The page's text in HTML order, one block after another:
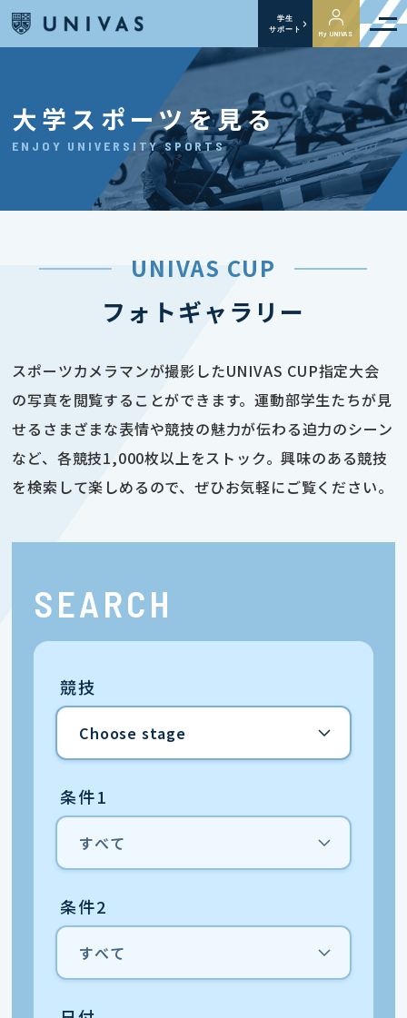
学生
サポート
My UNIVAS
大学スポーツを見る
ENJOY UNIVERSITY SPORTS
UNIVAS CUP
フォトギャラリー
スポーツカメラマンが撮影したUNIVAS CUP指定大会
の写真を閲覧することができます。運動部学生たちが見
せるさまざまな表情や競技の魅力が伝わる迫力のシーン
など、各競技1,000枚以上をストック。興味のある競技
を検索して楽しめるので、ぜひお気軽にご覧ください。
SEARCH
競技
条件1
条件2